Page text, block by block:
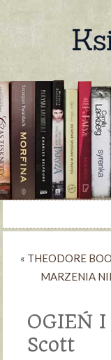
« THEODORE
MARZENIA
OGIEŃ
Scott